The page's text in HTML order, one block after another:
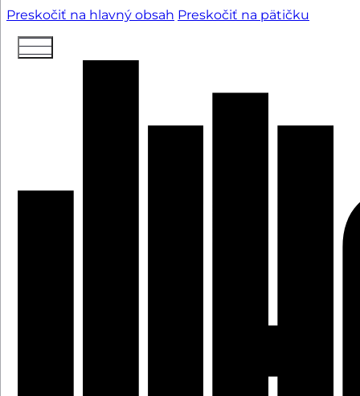
Preskočiť na hlavný obsah Preskočiť na pätičku